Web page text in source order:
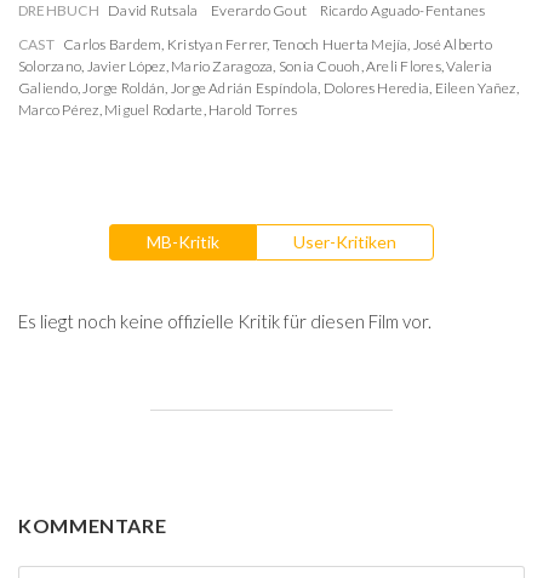
DREHBUCH David Rutsala Everardo Gout
Ricardo Aguado-Fentanes
CAST Carlos Bardem, Kristyan Ferrer, Tenoch Huerta Mejía, José Alberto
Solorzano, Javier López, Mario Zaragoza, Sonia Couoh,Areli Flores,Valeria
Galiendo,Jorge Roldán, Jorge Adrián Espíndola, Dolores Heredia, Eileen Yañez,
Marco Pérez, Miguel Rodarte, Harold Torres
MB-Kritik User-Kritiken
Es liegt noch keine offizielle Kritik für diesen Film vor.
KOMMENTARE